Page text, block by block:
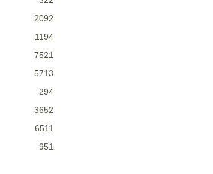
2092
1194
7521
5713
294
3652
6511
951